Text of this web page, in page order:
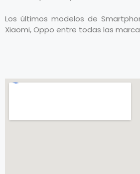
Los últimos modelos de
Xiaomi, Oppo entre todas las